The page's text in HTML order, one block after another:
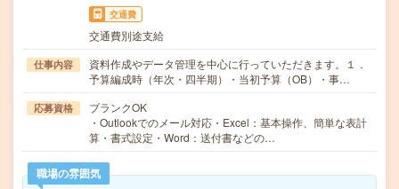
交通費
交通費別途支給
仕事内容
資料作成やデータ管理を中心に行っていただきます。１．
予算編成時（年次・四半期）・当初予算（OB）・事…
応募資格
ブランクOK
・Outlookでのメール対応・Excel：基本操作、簡単な表計
算・書式設定・Word：送付書などの…
職場の雰囲気